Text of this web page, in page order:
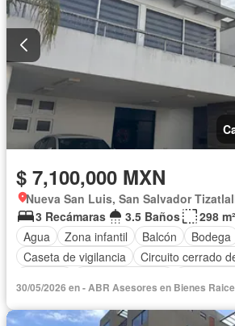
$ 7,100,000 MXN
Nueva San Luis, San Salvador
3 Recámaras
3.5 Baños
298 m²
Agua
Zona infantil Balcón
Bodega
Caseta de vigilancia
Circuito cerrado
Cuarto de Limpieza
Electricidad
Gas natural
Gimnasio Internet
30/05/2026 en - ABR Asesores en Bienes